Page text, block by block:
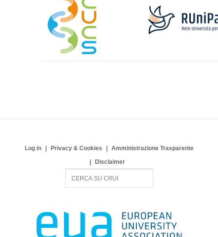
Log in Privacy & Cookies
Amministrazione Trasparente
Disclaimer
c